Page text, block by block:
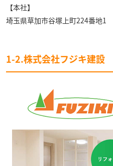
【本社】
埼玉県草加市谷塚上町224番地1
1-2.株式会社フジキ建設